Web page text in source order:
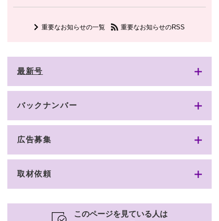
重要なお知らせの一覧 重要なお知らせのRSS
最新号
バックナンバー
広告募集
取材依頼
このページを見ている人は